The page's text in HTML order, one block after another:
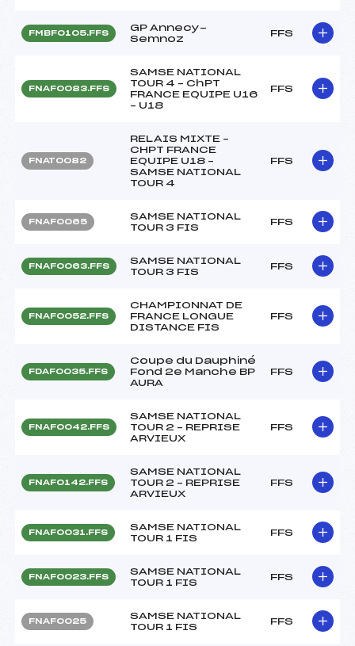
FMBF0105.FFS
GP Annecy-
Semnoz
FFS
FNAF0083.FFS
SAMSE NATIONAL
TOUR 4 – ChPT
FRANCE EQUIPE U16
– U18
FFS
FNAT0082
RELAIS MIXTE –
CHPT FRANCE
EQUIPE U18 –
SAMSE NATIONAL
TOUR 4
FFS
FNAF0065
SAMSE NATIONAL
TOUR 3 FIS
FFS
FNAF0063.FFS
SAMSE NATIONAL
TOUR 3 FIS
FFS
FNAF0052.FFS
CHAMPIONNAT DE
FRANCE LONGUE
DISTANCE FIS
FFS
FDAF0035.FFS
Coupe du Dauphiné
Fond 2e Manche BP
AURA
FFS
FNAF0042.FFS
SAMSE NATIONAL
TOUR 2 – REPRISE
ARVIEUX
FFS
FNAF0142.FFS
SAMSE NATIONAL
TOUR 2 – REPRISE
ARVIEUX
FFS
FNAF0031.FFS
SAMSE NATIONAL
TOUR 1 FIS
FFS
FNAF0023.FFS
SAMSE NATIONAL
TOUR 1 FIS
FFS
FNAF0025
SAMSE NATIONAL
TOUR 1 FIS
FFS